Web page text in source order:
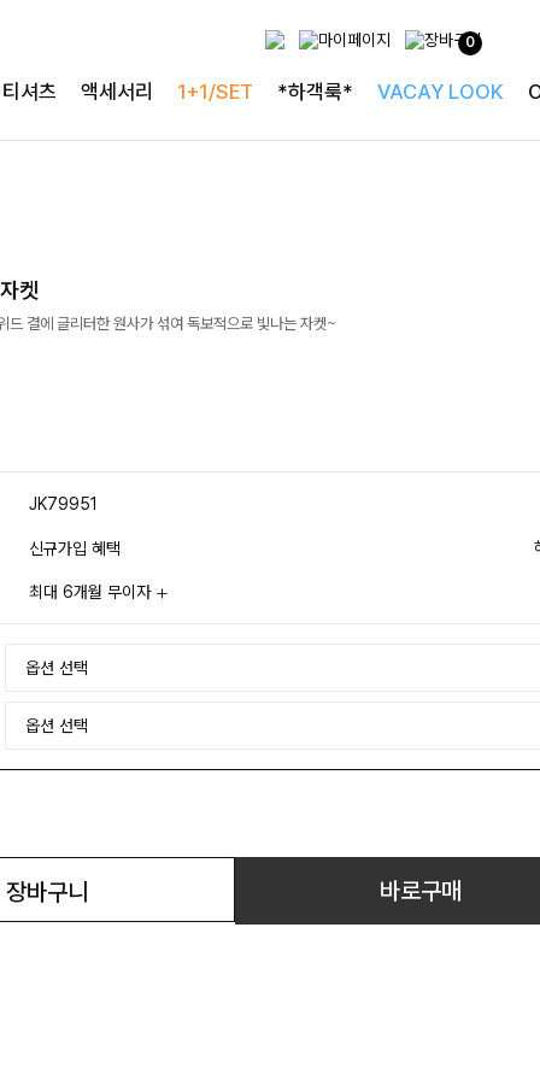
0
티셔츠 액세서리 1+1/SET *하객룩* VACAY LOOK
켓
결에 글리터한 원사가 섞여 독보적으로 빛나는 자켓~
JK79951
신규가입 혜택
최대 6개월 무이자
장바구니 바로구매